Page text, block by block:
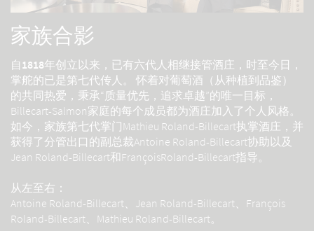
家族合影
自1818年创立以来，已有六代人相继接管酒庄，时至今日，
掌舵的已是第七代传人。
怀着对葡萄酒（从种植到品鉴）
的共同热爱，秉承“质量优先，追求卓越”的唯一目标，
Billecart-Salmon家庭的每个成员都为酒庄加入了个人风格。
如今，家族第七代掌门Mathieu Roland-Billecart执掌酒庄，并
获得了分管出口的副总裁Antoine Roland-Billecart协助以及
Jean Roland-Billecart和FrançoisRoland-Billecart指导。
从左至右：
Antoine Roland-Billecart、Jean Roland-Billecart、François
Roland-Billecart、Mathieu Roland-Billecart。